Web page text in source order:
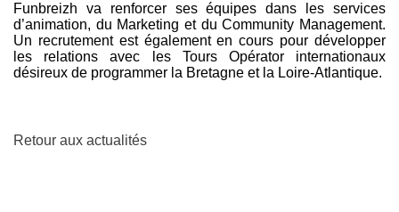
Funbreizh va renforcer ses équipes dans les services
d’animation, du Marketing et du Community Management.
Un recrutement est également en cours pour développer
les relations avec les Tours Opérator internationaux
désireux de programmer la Bretagne et la Loire-Atlantique.
Retour aux actualités